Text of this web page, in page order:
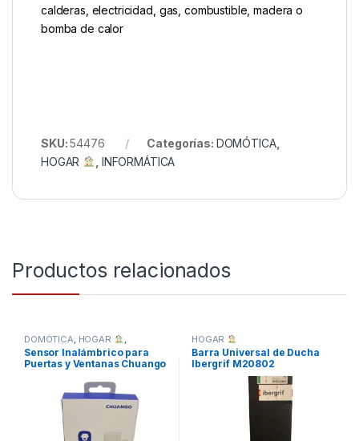
calderas, electricidad, gas, combustible, madera o
bomba de calor
SKU:54476 Categorías: DOMÓTICA,
HOGAR
INFORMÁTICA
Productos relacionados
DOMÓTICA HOGAR
INFORMÁTICA
Sensor Inalámbrico para
Puertas y Ventanas Chuango
HOGAR
Barra Universal de Ducha
Ibergrif M20802